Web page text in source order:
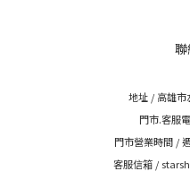
地址 / 高雄市
門市.客服
門市營業時間 /
客服信箱 /